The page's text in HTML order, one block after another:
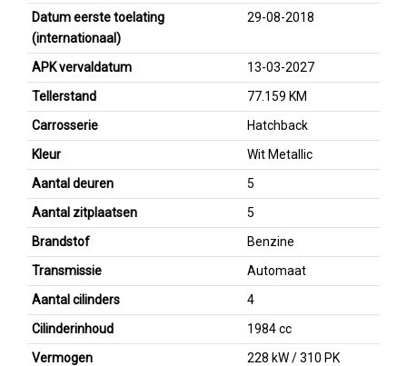
Datum eerste toelating
(internationaal)
29-08-2018
APK vervaldatum
13-03-2027
Tellerstand
77.159 KM
Carrosserie
Hatchback
Kleur
Wit Metallic
Aantal deuren
5
Aantal zitplaatsen
5
Brandstof
Benzine
Transmissie
Automaat
Aantal cilinders
4
Cilinderinhoud
1984 cc
Vermogen
228 kW / 310 PK